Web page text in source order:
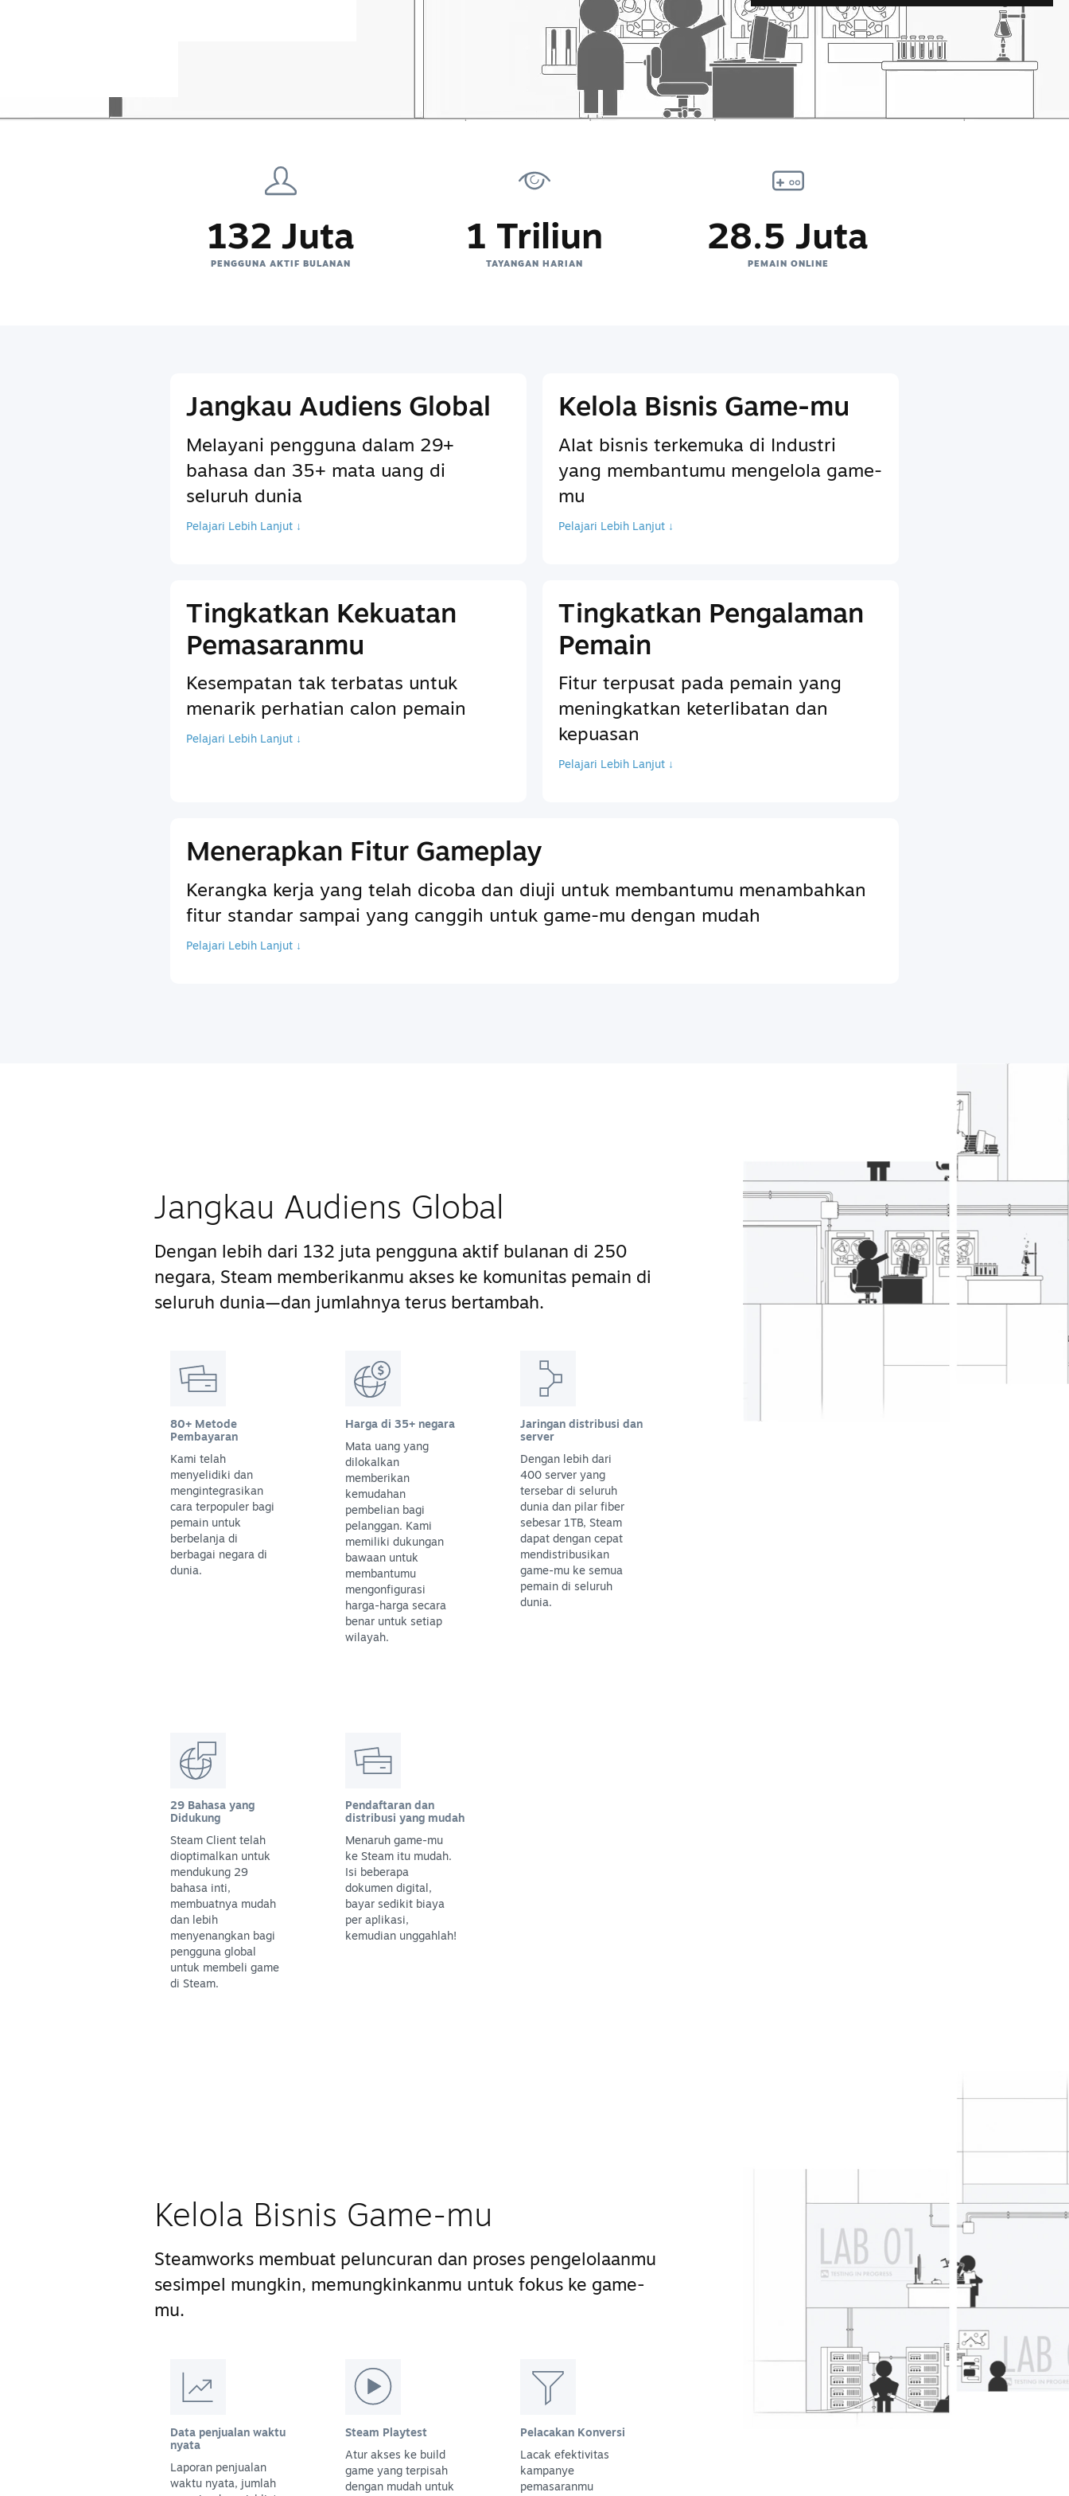
132 Juta
PENGGUNA AKTIF BULANAN
1 Triliun
TAYANGAN HARIAN
28.5 Juta
PEMAIN ONLINE
Jangkau Audiens Global
Melayani pengguna dalam 29+
bahasa dan 35+ mata uang di
seluruh dunia
Pelajari Lebih Lanjut ↓
Kelola Bisnis Game-mu
Alat bisnis terkemuka di Industri
yang membantumu mengelola game-
mu
Pelajari Lebih Lanjut ↓
Tingkatkan Kekuatan
Pemasaranmu
Kesempatan tak terbatas untuk
menarik perhatian calon pemain
Pelajari Lebih Lanjut ↓
Tingkatkan Pengalaman
Pemain
Fitur terpusat pada pemain yang
meningkatkan keterlibatan dan
kepuasan
Pelajari Lebih Lanjut ↓
Menerapkan Fitur Gameplay
Kerangka kerja yang telah dicoba dan diuji untuk membantumu menambahkan
fitur standar sampai yang canggih untuk game-mu dengan mudah
Pelajari Lebih Lanjut ↓
Jangkau Audiens Global
Dengan lebih dari 132 juta pengguna aktif bulanan di 250
negara, Steam memberikanmu akses ke komunitas pemain di
seluruh dunia—dan jumlahnya terus bertambah.
80+ Metode
Pembayaran
Kami telah
menyelidiki dan
mengintegrasikan
cara terpopuler bagi
pemain untuk
berbelanja di
berbagai negara di
dunia.
Harga di 35+ negara
Mata uang yang
dilokalkan
memberikan
kemudahan
pembelian bagi
pelanggan. Kami
memiliki dukungan
bawaan untuk
membantumu
mengonfigurasi
harga-harga secara
benar untuk setiap
wilayah.
Jaringan distribusi dan
server
Dengan lebih dari
400 server yang
tersebar di seluruh
dunia dan pilar fiber
sebesar 1TB, Steam
dapat dengan cepat
mendistribusikan
game-mu ke semua
pemain di seluruh
dunia.
29 Bahasa yang
Didukung
Steam Client telah
dioptimalkan untuk
mendukung 29
bahasa inti,
membuatnya mudah
dan lebih
menyenangkan bagi
pengguna global
untuk membeli game
di Steam.
Pendaftaran dan
distribusi yang mudah
Menaruh game-mu
ke Steam itu mudah.
Isi beberapa
dokumen digital,
bayar sedikit biaya
per aplikasi,
kemudian unggahlah!
Kelola Bisnis Game-mu
Steamworks membuat peluncuran dan proses pengelolaanmu
sesimpel mungkin, memungkinkanmu untuk fokus ke game-
mu.
Data penjualan waktu
nyata
Laporan penjualan
waktu nyata, jumlah
Steam Playtest
Atur akses ke build
game yang terpisah
dengan mudah untuk
Pelacakan Konversi
Lacak efektivitas
kampanye
pemasaranmu